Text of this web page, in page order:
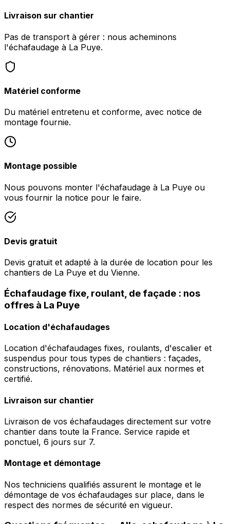
Livraison sur chantier
Pas de transport à gérer : nous acheminons
l'échafaudage à La Puye.
Matériel conforme
Du matériel entretenu et conforme, avec notice de
montage fournie.
Montage possible
Nous pouvons monter l'échafaudage à La Puye ou
vous fournir la notice pour le faire.
Devis gratuit
Devis gratuit et adapté à la durée de location pour les
chantiers de La Puye et du Vienne.
Échafaudage fixe, roulant, de façade : nos
offres à La Puye
Location d'échafaudages
Location d'échafaudages fixes, roulants, d'escalier et
suspendus pour tous types de chantiers : façades,
constructions, rénovations. Matériel aux normes et
certifié.
Livraison sur chantier
Livraison de vos échafaudages directement sur votre
chantier dans toute la France. Service rapide et
ponctuel, 6 jours sur 7.
Montage et démontage
Nos techniciens qualifiés assurent le montage et le
démontage de vos échafaudages sur place, dans le
respect des normes de sécurité en vigueur.